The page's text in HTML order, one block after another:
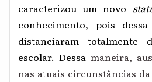
caracterizou um novo
conhecimento, pois
distanciaram totalmente
escolar. Dessa maneira,
nas atuais circunstâncias